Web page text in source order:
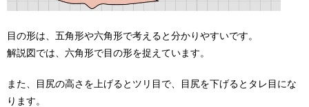
目の形は、五角形や六角形で考えると分かりやすいです。
解説図では、六角形で目の形を捉えています。
また、目尻の高さを上げるとツリ目で、目尻を下げるとタレ目にな
ります。